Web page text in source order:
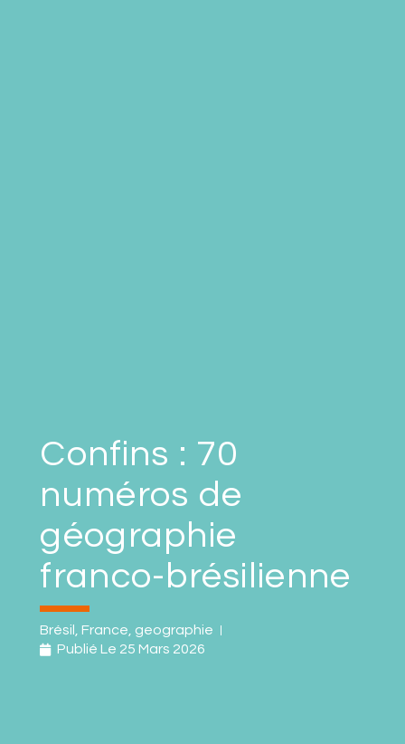
Confins : 70
numéros de
géographie
franco-brésilienne
Brésil ,France geographie
Publié Le 25 Mars 2026